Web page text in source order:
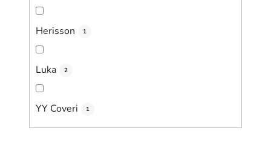
Herisson 1
Luka 2
YY Coveri 1